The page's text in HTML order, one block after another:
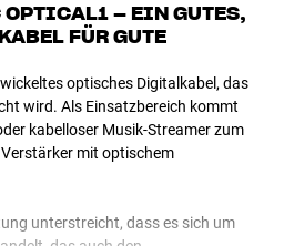
– EIN GUTES,
FÜR GUTE
optisches Digitalkabel, das
wird. Als Einsatzbereich kommt
kabelloser Musik-Streamer zum
mit optischem
unterstreicht, dass es sich um